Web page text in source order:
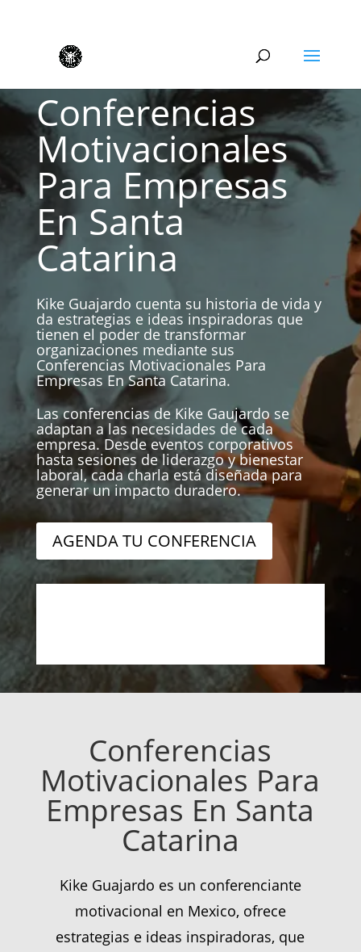
Conferencias
Motivacionales
Para Empresas
En Santa
Catarina
Kike Guajardo cuenta su historia de vida y
da estrategias e ideas inspiradoras que
tienen el poder de transformar
organizaciones mediante sus
Conferencias Motivacionales Para
Empresas En Santa Catarina.
Las conferencias de Kike Gaujardo se
adaptan a las necesidades de cada
empresa. Desde eventos corporativos
hasta sesiones de liderazgo y bienestar
laboral, cada charla está diseñada para
generar un impacto duradero.
AGENDA TU CONFERENCIA
Conferencias
Motivacionales Para
Empresas En Santa
Catarina
Kike Guajardo es un conferenciante
motivacional en Mexico, ofrece
estrategias e ideas inspiradoras, que